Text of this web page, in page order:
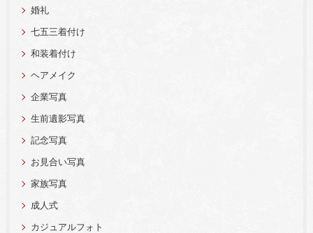
婚礼
七五三着付け
和装着付け
ヘアメイク
企業写真
生前遺影写真
記念写真
お見合い写真
家族写真
成人式
カジュアルフォト